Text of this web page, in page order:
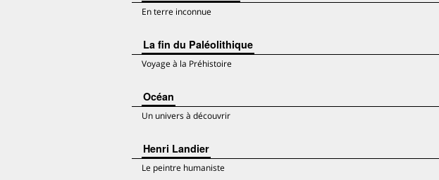
En terre inconnue
La fin du Paléolithique
Voyage à la Préhistoire
Océan
Un univers à découvrir
Henri Landier
Le peintre humaniste